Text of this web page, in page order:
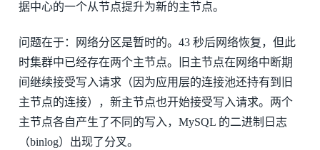
据中心的一个从节点提升为新的主节点。
问题在于：网络分区是暂时的。43 秒后网络恢复，但此
时集群中已经存在两个主节点。旧主节点在网络中断期
间继续接受写入请求（因为应用层的连接池还持有到旧
主节点的连接），新主节点也开始接受写入请求。两个
主节点各自产生了不同的写入，MySQL 的二进制日志
（binlog）出现了分叉。